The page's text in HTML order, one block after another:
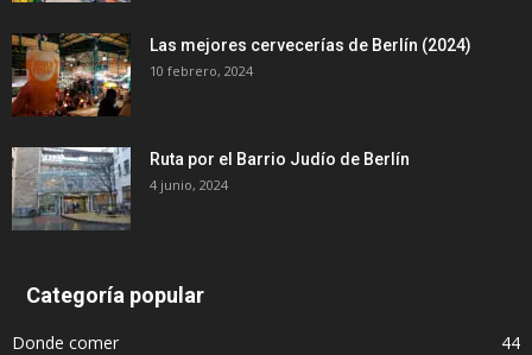
Las mejores cervecerías de Berlín (2024)
10 febrero, 2024
Ruta por el Barrio Judío de Berlín
4 junio, 2024
Categoría popular
Donde comer
44